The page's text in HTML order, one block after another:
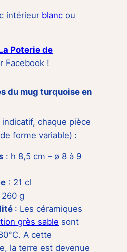
intérieur blanc ou
Poterie de
Facebook !
du mug turquoise en
chaque pièce
forme variable) :
: h 8,5 cm – ø 8 à 9
: 21 cl
g
: Les céramiques
grès sable sont
A cette
la terre est devenue